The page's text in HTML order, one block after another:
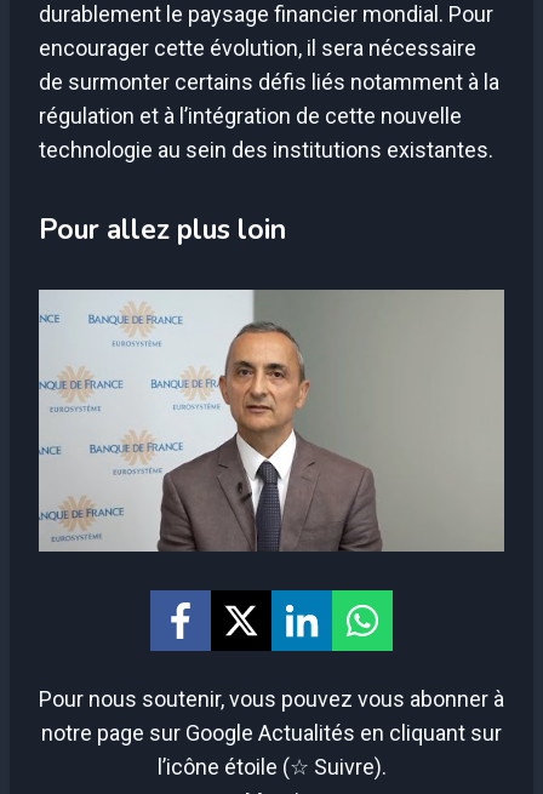
durablement le paysage financier mondial. Pour
encourager cette évolution, il sera nécessaire
de surmonter certains défis liés notamment à la
régulation et à l’intégration de cette nouvelle
technologie au sein des institutions existantes.
Pour allez plus loin
Pour nous soutenir, vous pouvez vous abonner à
notre page sur Google Actualités en cliquant sur
l’icône étoile (☆ Suivre).